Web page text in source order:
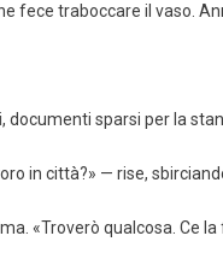
fece traboccare il vaso.
documenti sparsi per la
in città?» — rise,
«Troverò qualcosa. Ce la